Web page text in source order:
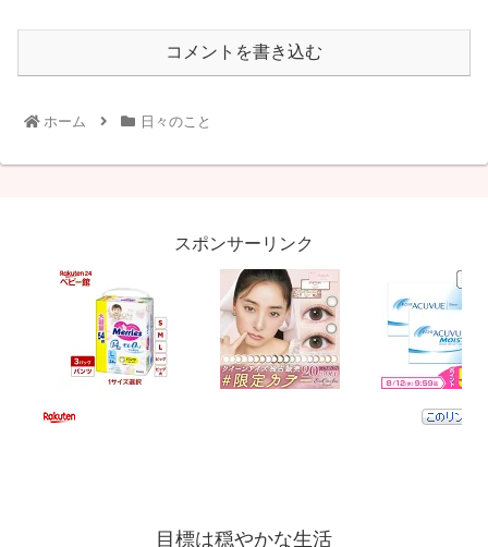
コメントを書き込む
ホーム 日々のこと
スポンサーリンク
目標は穏やかな生活